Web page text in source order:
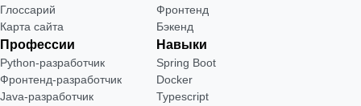
Глоссарий
Карта сайта
Фронтенд
Бэкенд
Профессии
Python-разработчик
Фронтенд-разработчик
Java-разработчик
Навыки
Spring Boot
Docker
Typescript